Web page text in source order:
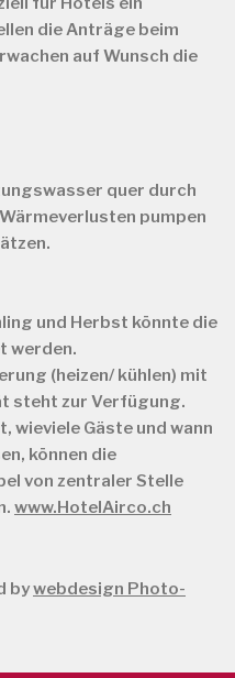
die Anträge beim
auf Wunsch die
quer durch
pumpen
und Herbst könnte die
werden.
(heizen/ kühlen) mit
steht zur Verfügung.
wieviele Gäste und wann
können die
von zentraler Stelle
www.HotelAirco.ch
bywebdesign Photo-